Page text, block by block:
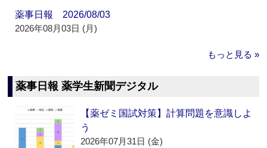
薬事日報 2026/08/03
2026年08月03日 (月)
もっと見る »
薬事日報 薬学生新聞デジタル
【薬ゼミ国試対策】計算問題を意識しよ
う
2026年07月31日 (金)